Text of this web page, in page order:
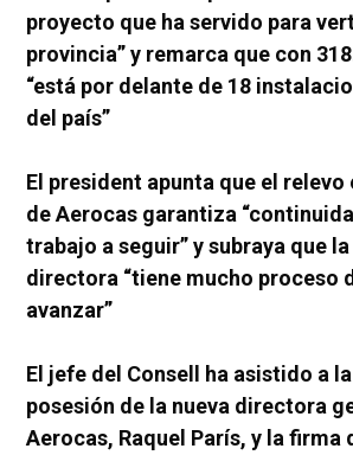
proyecto que ha servido para
provincia” y remarca que con
“está por delante de 18
del país”
El president apunta que el
de Aerocas garantiza
trabajo a seguir” y subraya que
directora “tiene mucho proceso
avanzar”
El jefe del Consell ha asistido a
posesión de la nueva directora
Aerocas, Raquel París, y la firma